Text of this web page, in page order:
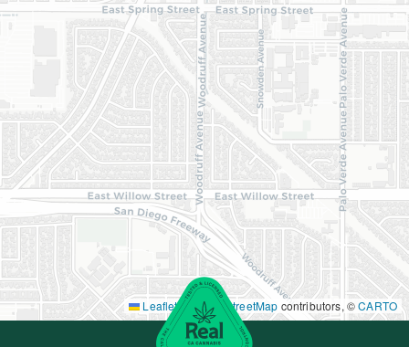
Leaflet|©OpenStreetMap contributors, ©CARTO